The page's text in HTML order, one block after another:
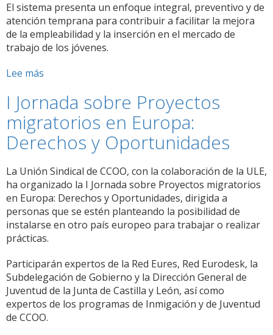
El sistema presenta un enfoque integral, preventivo y de
atención temprana para contribuir a facilitar la mejora
de la empleabilidad y la inserción en el mercado de
trabajo de los jóvenes.
Lee más
Juvenil
I Jornada sobre Proyectos
migratorios en Europa:
Derechos y Oportunidades
La Unión Sindical de CCOO, con la colaboración de la ULE,
ha organizado la I Jornada sobre Proyectos migratorios
en Europa: Derechos y Oportunidades, dirigida a
personas que se estén planteando la posibilidad de
instalarse en otro país europeo para trabajar o realizar
prácticas.
Participarán expertos de la Red Eures, Red Eurodesk, la
Subdelegación de Gobierno y la Dirección General de
Juventud de la Junta de Castilla y León, así como
expertos de los programas de Inmigación y de Juventud
de CCOO.